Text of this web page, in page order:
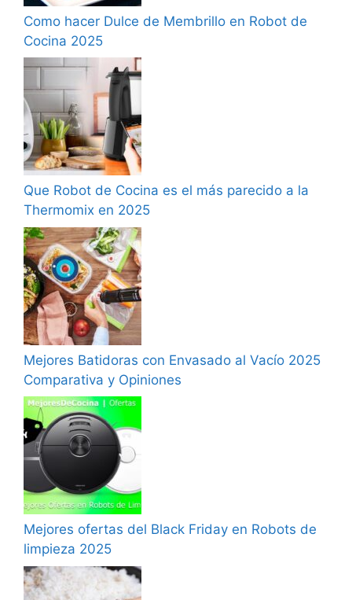
Como hacer Dulce de Membrillo en Robot de
Cocina 2025
Que Robot de Cocina es el más parecido a la
Thermomix en 2025
Mejores Batidoras con Envasado al Vacío 2025
Comparativa y Opiniones
Mejores ofertas del Black Friday en Robots de
limpieza 2025